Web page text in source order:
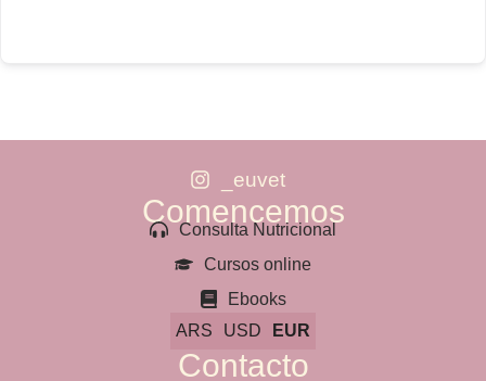
_euvet
Comencemos
Consulta Nutricional
Cursos online
Ebooks
ARS
USD EUR
Contacto